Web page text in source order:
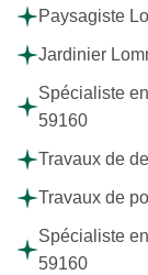
Paysagiste
Jardinier
Spécialiste
59160
Travaux de
Travaux de
Spécialiste
59160